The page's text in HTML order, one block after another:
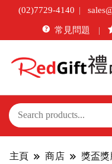
(02)7729-4140
常見問題
主頁 商店 獎盃獎